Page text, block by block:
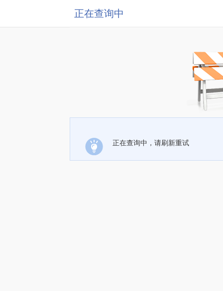
正在查询中
正在查询中，请刷新重试